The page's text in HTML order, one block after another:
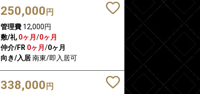
250,000 円
管理費12,000円
敷/礼 0ヶ月 /0ヶ月
仲介/FR 0ヶ月 /0ヶ月
向き/入居南東/即入居可
338,000 円